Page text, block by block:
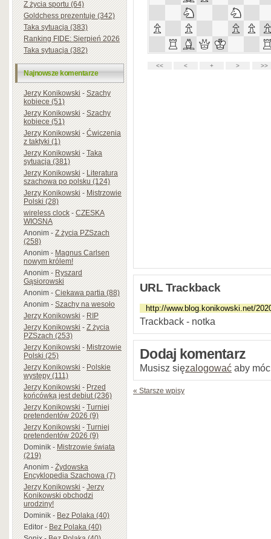
Z życia sportu (64)
Goldchess prezentuje (342)
Taka sytuacja (383)
Ranking FIDE: Sierpień 2026
Taka sytuacja (382)
Najnowsze komentarze
Jerzy Konikowski-Szachy
kobiece (51)
Jerzy Konikowski-Szachy
kobiece (51)
Jerzy Konikowski-Ćwiczenia
z taktyki (1)
Jerzy Konikowski-Taka
sytuacja (381)
Jerzy Konikowski-Literatura
szachowa po polsku (124)
Jerzy Konikowski-Mistrzowie
Polski (28)
wireless clock-CZESKA
WIOSNA
Anonim-Z życia PZSzach
(258)
Anonim-Magnus Carlsen
nowym królem!
Anonim-Ryszard
Gąsiorowski
Anonim-Ciekawa partia (88)
Anonim-Szachy na wesoło
Jerzy Konikowski-RIP
Jerzy Konikowski-Z życia
PZSzach (253)
Jerzy Konikowski-Mistrzowie
Polski (25)
Jerzy Konikowski-Polskie
występy (111)
Jerzy Konikowski-Przed
końcówką jest debiut (236)
Jerzy Konikowski-Turniej
pretendentów 2026 (9)
Jerzy Konikowski-Turniej
pretendentów 2026 (9)
Dominik-Mistrzowie świata
(219)
Anonim-Żydowska
Encyklopedia Szachowa (7)
Jerzy Konikowski-Jerzy
Konikowski obchodzi
urodziny!
Dominik-Bez Polaka (40)
Editor-Bez Polaka (40)
URL Trackback
Trackback - notka
Dodaj komentarz
Musisz sięzalogować aby
« Starsze wpisy